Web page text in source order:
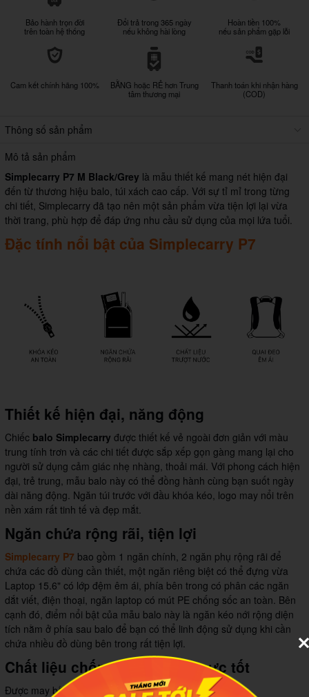
Bảo hành trọn đời
trên toàn hệ thống
Đổi trả trong 365 ngày
nếu không hài lòng
Hoàn tiền 100%
nếu sản phẩm gặp lỗi
Cam kết chính hãng 100%
BẰNG hoặc RẺ hơn Trung
tâm thương mại
Thanh toán khi nhận hàng
(COD)
Thông số sản phẩm
Mô tả sản phẩm
Simplecarry P7 M Black/Grey là mẫu thiết kế mang nét hiện đại
đến từ thương hiệu balo, túi xách cao cấp. Với sự tỉ mỉ trong từng
chi tiết, Simplecarry đã tạo nên một sản phẩm vừa tiện lợi lại vừa
thời trang, phù hợp để đáp ứng nhu cầu sử dụng của mọi lứa tuổi.
Đặc tính nổi bật của Simplecarry P7
Thiết kế hiện đại, năng động
Chiếc balo Simplecarry được thiết kế vẻ ngoài đơn giản với màu
trung tính trơn và các chi tiết được sắp xếp gọn gàng mang lại cho
người sử dụng cảm giác nhẹ nhàng, thoải mái. Với phong cách hiện
đại, trẻ trung, mẫu balo này có thể đồng hành cùng bạn suốt ngày
dài năng động. Ngăn túi trước với đầu khóa kéo, logo may nổi trên
nền xám rất tinh tế và đẹp mắt.
Ngăn chứa rộng rãi, tiện lợi
Simplecarry P7 bao gồm 1 ngăn chính, 2 ngăn phụ rộng rãi để
chứa các đồ dùng cần thiết, một ngăn riêng biệt có thể đựng vừa
Laptop 15.6" có lớp đệm êm ái, phía bên trong có phân các ngăn
dắt viết, điện thoại, ngăn laptop có mút PE chống sốc an toàn. Bên
cạnh đó, điểm nổi bật của mẫu balo này là ngăn kéo nới rộng diện
tích nằm ở phía sau balo để bạn có thể linh động sử dụng khi cần
chứa nhiều đồ dùng bên trong rất tiện lợi.
Chất liệu chống thấm nước cực tốt
Được may bằng chất liệu vải Polyester trượt nước, balo